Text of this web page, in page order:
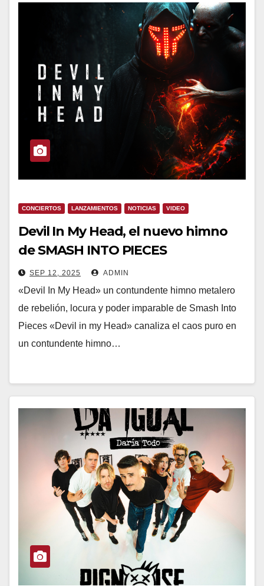
CONCIERTOS LANZAMIENTOS NOTICIAS VIDEO
Devil In My Head, el nuevo himno
de SMASH INTO PIECES
SEP 12, 2025 ADMIN
«Devil In My Head» un contundente himno metalero
de rebelión, locura y poder imparable de Smash Into
Pieces «Devil in my Head» canaliza el caos puro en
un contundente himno…